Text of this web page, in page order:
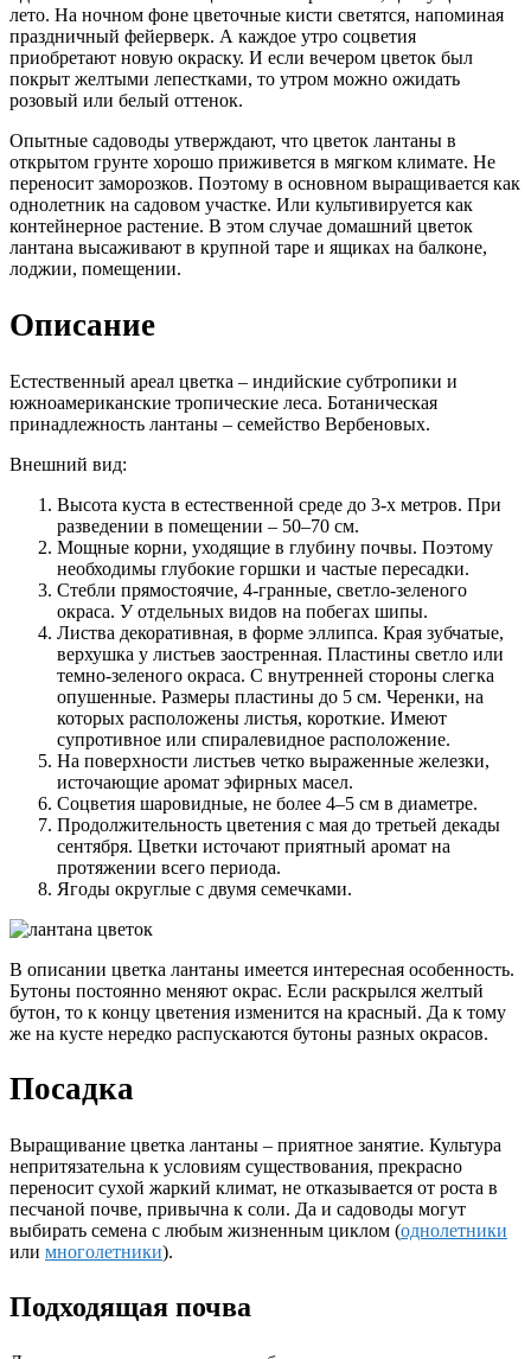
лето. На ночном фоне цветочные кисти светятся, напоминая
праздничный фейерверк. А каждое утро соцветия
приобретают новую окраску. И если вечером цветок был
покрыт желтыми лепестками, то утром можно ожидать
розовый или белый оттенок.
Опытные садоводы утверждают, что цветок лантаны в
открытом грунте хорошо приживется в мягком климате. Не
переносит заморозков. Поэтому в основном выращивается как
однолетник на садовом участке. Или культивируется как
контейнерное растение. В этом случае домашний цветок
лантана высаживают в крупной таре и ящиках на балконе,
лоджии, помещении.
Описание
Естественный ареал цветка – индийские субтропики и
южноамериканские тропические леса. Ботаническая
принадлежность лантаны – семейство Вербеновых.
Внешний вид:
Высота куста в естественной среде до 3-х метров. При
разведении в помещении – 50–70 см.
Мощные корни, уходящие в глубину почвы. Поэтому
необходимы глубокие горшки и частые пересадки.
Стебли прямостоячие, 4-гранные, светло-зеленого
окраса. У отдельных видов на побегах шипы.
Листва декоративная, в форме эллипса. Края зубчатые,
верхушка у листьев заостренная. Пластины светло или
темно-зеленого окраса. С внутренней стороны слегка
опушенные. Размеры пластины до 5 см. Черенки, на
которых расположены листья, короткие. Имеют
супротивное или спиралевидное расположение.
На поверхности листьев четко выраженные железки,
источающие аромат эфирных масел.
Соцветия шаровидные, не более 4–5 см в диаметре.
Продолжительность цветения с мая до третьей декады
сентября. Цветки источают приятный аромат на
протяжении всего периода.
Ягоды округлые с двумя семечками.
В описании цветка лантаны имеется интересная особенность.
Бутоны постоянно меняют окрас. Если раскрылся желтый
бутон, то к концу цветения изменится на красный. Да к тому
же на кусте нередко распускаются бутоны разных окрасов.
Посадка
Выращивание цветка лантаны – приятное занятие. Культура
непритязательна к условиям существования, прекрасно
переносит сухой жаркий климат, не отказывается от роста в
песчаной почве, привычна к соли. Да и садоводы могут
выбирать семена с любым жизненным циклом (однолетники
или многолетники).
Подходящая почва